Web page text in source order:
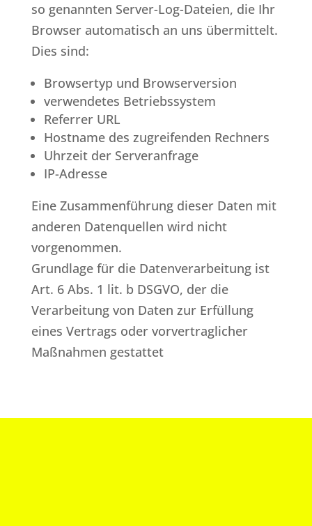
so genannten Server-Log-Dateien, die Ihr
Browser automatisch an uns übermittelt.
Dies sind:
Browsertyp und Browserversion
verwendetes Betriebssystem
Referrer URL
Hostname des zugreifenden Rechners
Uhrzeit der Serveranfrage
IP-Adresse
Eine Zusammenführung dieser Daten mit
anderen Datenquellen wird nicht
vorgenommen.
Grundlage für die Datenverarbeitung ist
Art. 6 Abs. 1 lit. b DSGVO, der die
Verarbeitung von Daten zur Erfüllung
eines Vertrags oder vorvertraglicher
Maßnahmen gestattet